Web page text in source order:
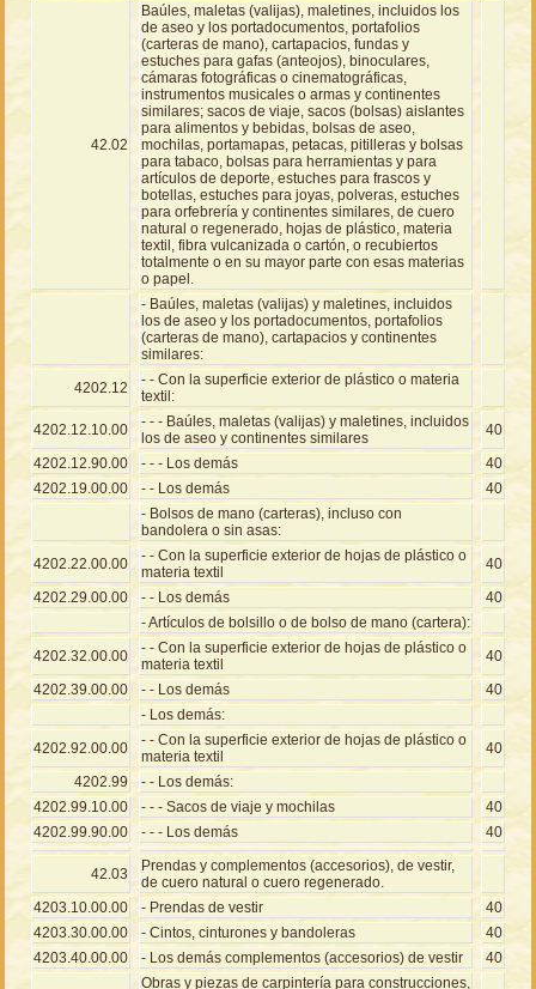
42.02
Baúles, maletas (valijas), maletines, incluidos los
de aseo y los portadocumentos, portafolios
(carteras de mano), cartapacios, fundas y
estuches para gafas (anteojos), binoculares,
cámaras fotográficas o cinematográficas,
instrumentos musicales o armas y continentes
similares; sacos de viaje, sacos (bolsas) aislantes
para alimentos y bebidas, bolsas de aseo,
mochilas, portamapas, petacas, pitilleras y bolsas
para tabaco, bolsas para herramientas y para
artículos de deporte, estuches para frascos y
botellas, estuches para joyas, polveras, estuches
para orfebrería y continentes similares, de cuero
natural o regenerado, hojas de plástico, materia
textil, fibra vulcanizada o cartón, o recubiertos
totalmente o en su mayor parte con esas materias
o papel.
- Baúles, maletas (valijas) y maletines, incluidos
los de aseo y los portadocumentos, portafolios
(carteras de mano), cartapacios y continentes
similares:
4202.12
- - Con la superficie exterior de plástico o materia
textil:
4202.12.10.00
- - - Baúles, maletas (valijas) y maletines, incluidos
los de aseo y continentes similares
40
4202.12.90.00
- - - Los demás
40
4202.19.00.00
- - Los demás
40
- Bolsos de mano (carteras), incluso con
bandolera o sin asas:
4202.22.00.00
- - Con la superficie exterior de hojas de plástico o
materia textil
40
4202.29.00.00
- - Los demás
40
- Artículos de bolsillo o de bolso de mano (cartera):
4202.32.00.00
- - Con la superficie exterior de hojas de plástico o
materia textil
40
4202.39.00.00
- - Los demás
40
- Los demás:
4202.92.00.00
- - Con la superficie exterior de hojas de plástico o
materia textil
40
4202.99
- - Los demás:
4202.99.10.00
- - - Sacos de viaje y mochilas
40
4202.99.90.00
- - - Los demás 40
42.03
Prendas y complementos (accesorios), de vestir,
de cuero natural o cuero regenerado.
4203.10.00.00
- Prendas de vestir
40
4203.30.00.00
- Cintos, cinturones y bandoleras
40
4203.40.00.00
- Los demás complementos (accesorios) de vestir
40
Obras y piezas de carpintería para construcciones,